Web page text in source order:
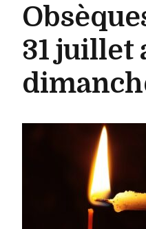
31 juillet